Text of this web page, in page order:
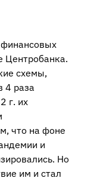
Центробанка.
схемы,
4 раза
г. их
что на фоне
и
Но
им и стал